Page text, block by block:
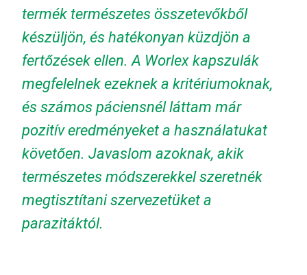
termék természetes összetevőkből
készüljön, és hatékonyan küzdjön a
fertőzések ellen. A Worlex kapszulák
megfelelnek ezeknek a kritériumoknak,
és számos páciensnél láttam már
pozitív eredményeket a használatukat
követően. Javaslom azoknak, akik
természetes módszerekkel szeretnék
megtisztítani szervezetüket a
parazitáktól.